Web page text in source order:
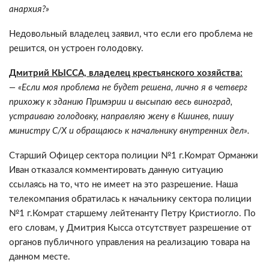
анархия?»
Недовольный владелец заявил, что если его проблема не
решится, он устроен голодовку.
Дмитрий КЫССА, владелец крестьянского хозяйства:
— «Если моя проблема не будет решена, лично я в четверг
прихожу к зданию Примэрии и высыпаю весь виноград,
устраиваю голодовку, направляю жену в Кшинев, пишу
министру С/Х и обращаюсь к начальнику внутренних дел».
Старший Офицер сектора полиции №1 г.Комрат Орманжи
Иван отказался комментировать данную ситуацию
ссылаясь на то, что не имеет на это разрешение. Наша
телекомпания обратилась к начальнику сектора полиции
№1 г.Комрат старшему лейтенанту Петру Кристиогло. По
его словам, у Дмитрия Кысса отсутствует разрешение от
органов публичного управления на реализацию товара на
данном месте.